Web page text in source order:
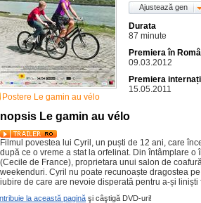
Postere Le gamin au vélo
Ajustează gen
Durata
87 minute
Premiera în
09.03.2012
Premiera
15.05.2011
Le gamin au vélo
Filmul povestea lui Cyril, un puști de 12 ani, care
după ce o vreme a stat la orfelinat. Din întâmplare o
(Cecile de France), proprietara unui salon de
weekenduri. Cyril nu poate recunoaște dragostea
iubire de care are nevoie disperată pentru a-și liniști
la această pagină şi câştigă DVD-uri!